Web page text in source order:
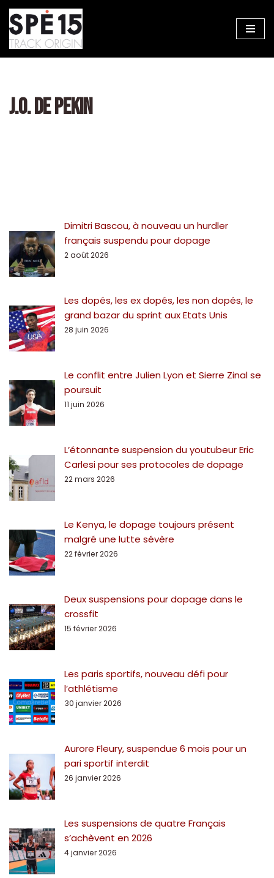
Aller
au
J.O. DE PEKIN
Dimitri Bascou, à nouveau un hurdler
français suspendu pour dopage
2 août 2026
Les dopés, les ex dopés, les non dopés, le
grand bazar du sprint aux Etats Unis
28 juin 2026
Le conflit entre Julien Lyon et Sierre Zinal se
poursuit
11 juin 2026
L’étonnante suspension du youtubeur Eric
Carlesi pour ses protocoles de dopage
22 mars 2026
Le Kenya, le dopage toujours présent
malgré une lutte sévère
22 février 2026
Deux suspensions pour dopage dans le
crossfit
15 février 2026
Les paris sportifs, nouveau défi pour
l’athlétisme
30 janvier 2026
Aurore Fleury, suspendue 6 mois pour un
pari sportif interdit
26 janvier 2026
Les suspensions de quatre Français
s’achèvent en 2026
4 janvier 2026